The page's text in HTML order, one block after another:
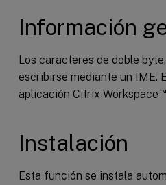
Información
Los caracteres de doble
escribirse mediante un IME.
aplicación Citrix Workspace™
Instalación
Esta función se instala